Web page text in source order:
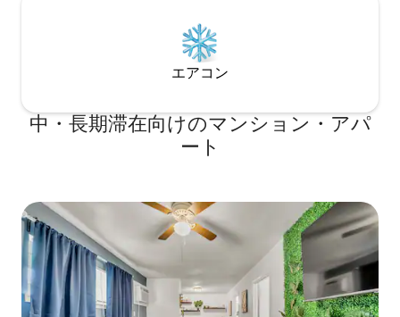
エアコン
中・長期滞在向けのマンション・アパ
ート